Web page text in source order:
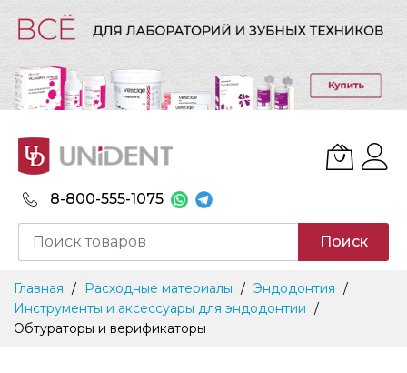
8-800-555-1075
Поиск
Content
Главная Расходные материалы
Эндодонтия
Инструменты и аксессуары для эндодонтии
Обтураторы и верификаторы